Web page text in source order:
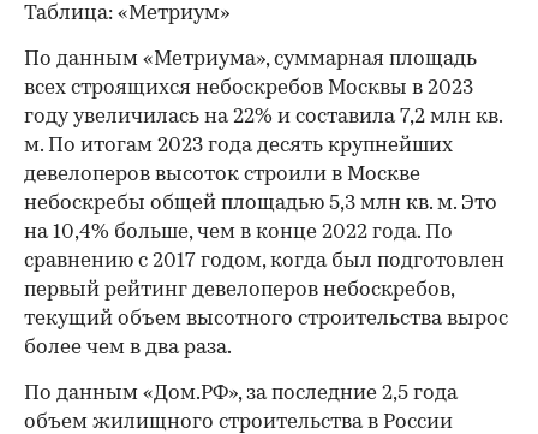
Таблица: «Метриум»
По данным «Метриума», суммарная площадь
всех строящихся небоскребов Москвы в 2023
году увеличилась на 22% и составила 7,2 млн кв.
м. По итогам 2023 года десять крупнейших
девелоперов высоток строили в Москве
небоскребы общей площадью 5,3 млн кв. м. Это
на 10,4% больше, чем в конце 2022 года. По
сравнению с 2017 годом, когда был подготовлен
первый рейтинг девелоперов небоскребов,
текущий объем высотного строительства вырос
более чем в два раза.
По данным «Дом.РФ», за последние 2,5 года
объем жилищного строительства в России